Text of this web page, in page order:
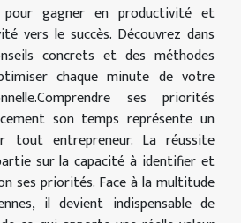
gagner en productivité et
vers le succès. Découvrez dans
concrets et des méthodes
chaque minute de votre
ses priorités
son temps représente un
tout entrepreneur. La réussite
sur la capacité à identifier et
ses priorités. Face à la multitude
il devient indispensable de